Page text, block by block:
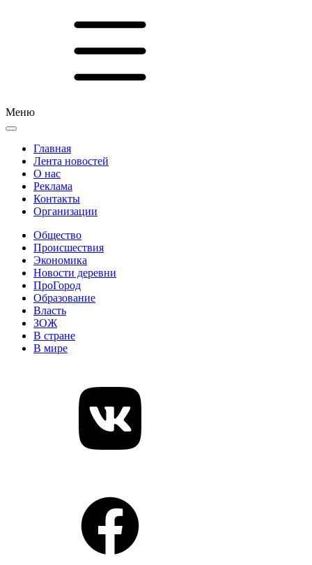
Меню
Главная
Лента новостей
О нас
Реклама
Контакты
Организации
Общество
Происшествия
Экономика
Новости деревни
ПроГород
Образование
Власть
ЗОЖ
В стране
В мире